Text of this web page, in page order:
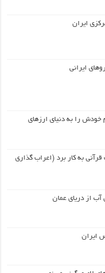
ایران
ایرانی
خودش را به دنیای ارزهای
به كار برد (اعراب گذاری
آب از دریای عمان
ایران